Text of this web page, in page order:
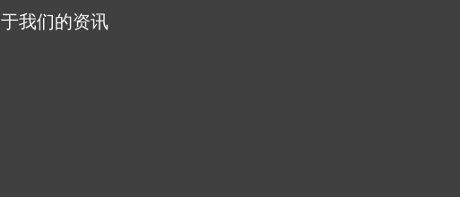
于我们的资讯